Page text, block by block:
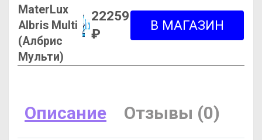
MaterLux
Albris Multi
(Албрис
Мульти)
22259
₽
Описание Отзывы (0)